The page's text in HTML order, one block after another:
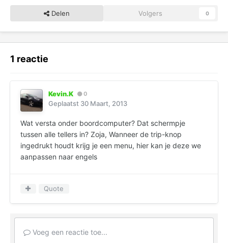
Delen Volgers 0
1 reactie
Kevin.K 0
Geplaatst 30 Maart, 2013
Wat versta onder boordcomputer? Dat schermpje
tussen alle tellers in? Zoja, Wanneer de trip-knop
ingedrukt houdt krijg je een menu, hier kan je deze we
aanpassen naar engels
Quote
Voeg een reactie toe...